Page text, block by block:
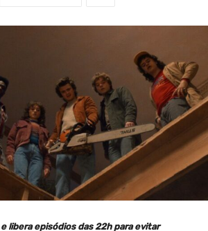
libera episódios das 22h para evitar